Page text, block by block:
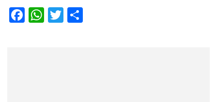
Facebook
WhatsApp
Twitter